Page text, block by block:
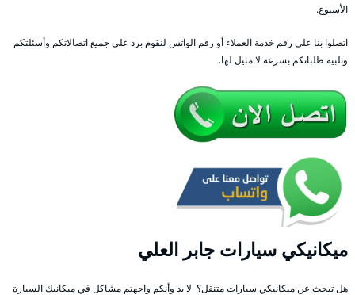
الأسبوع.
اتصلوا بنا على رقم خدمة العملاء أو رقم الواتس لنقوم برد على جميع اتصالاتكم وأسئلتكم
وتلبية طلباتكم بسرعة لا مثيل لها.
ميكانيكي سيارات جابر العلي
هل تبحث عن ميكانيكي سيارات متنقل؟ لا بد وأنكم واجهتم مشاكل في ميكانيك السيارة